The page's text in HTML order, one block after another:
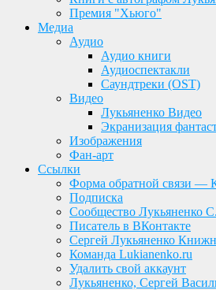
Премия "Хьюго"
Медиа
Аудио
Аудио книги
Аудиоспектакли
Саундтреки (OST)
Видео
Лукьяненко Видео
Экранизация
Изображения
Фан-арт
Ссылки
Форма обратной связи —
Подписка
Сообщество Лукьяненко
Писатель в ВКонтакте
Сергей Лукьяненко
Команда Lukianenko.ru
Удалить свой аккаунт
Лукьяненко, Сергей